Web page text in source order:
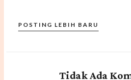
POSTING LEBIH BARU
Tidak Ada